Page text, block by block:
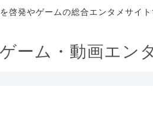
啓発やゲームの総合エンタメサイト
ーム・動画エン